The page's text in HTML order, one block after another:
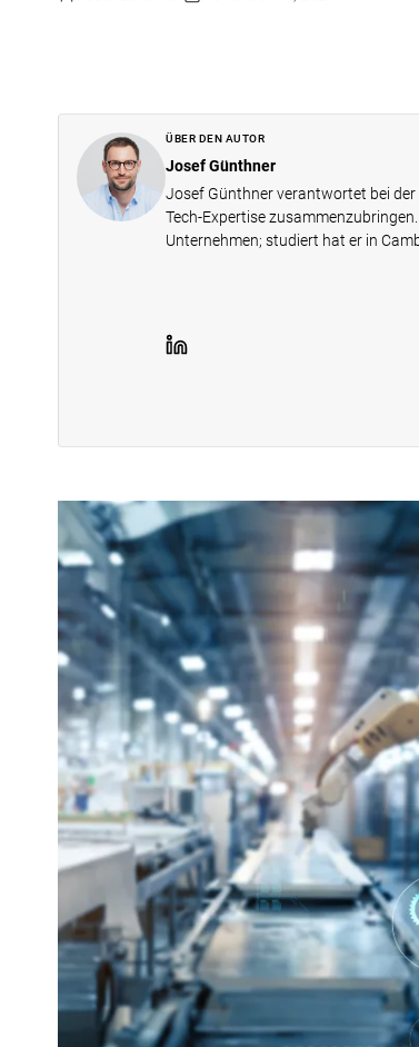
ÜBER DEN AUTOR
Josef Günthner
Josef Günthner verantwortet bei der
Tech-Expertise
Unternehmen; studiert hat er in